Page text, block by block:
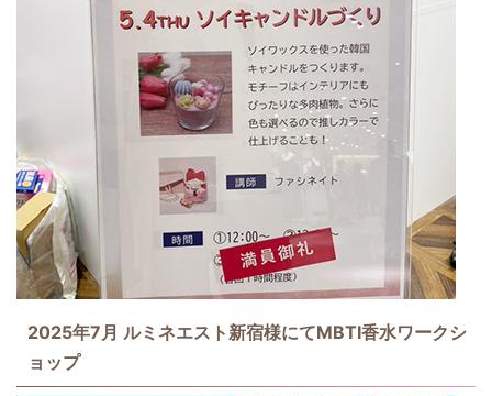
2025年7月 ルミネエスト新宿様にてMBTI香水ワークシ
ョップ